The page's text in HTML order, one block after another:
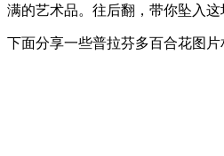
满的艺术品。往后翻，带你坠入这
下面分享一些普拉芬多百合花图片